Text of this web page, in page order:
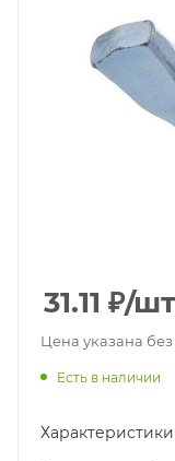
31.11 ₽/шт
Цена указана
Есть в наличии
Характеристики